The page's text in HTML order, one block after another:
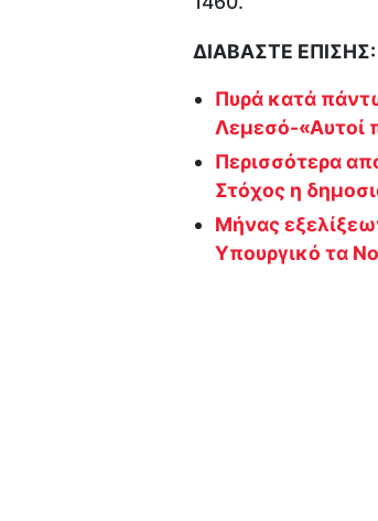
ΔΙΑΒΑΣΤΕ ΕΠΙΣΗΣ:
Πυρά κατά
Λεμεσό-«Αυτοί
Περισσότερα
Στόχος η
Μήνας
Υπουργικό τα